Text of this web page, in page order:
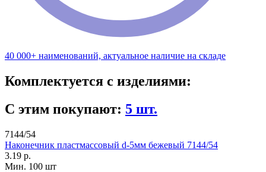
40 000+ наименований, актуальное наличие на складе
Комплектуется с изделиями:
С этим покупают: 5 шт.
7144/54
Наконечник пластмассовый d-5мм бежевый 7144/54
3.19 р.
Мин. 100 шт